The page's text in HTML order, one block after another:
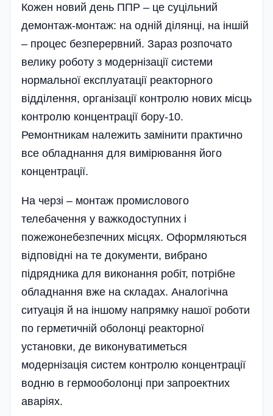
Кожен новий день ППР – це суцільний
демонтаж-монтаж: на одній ділянці, на іншій
– процес безперервний. Зараз розпочато
велику роботу з модернізації системи
нормальної експлуатації реакторного
відділення, органі­зації контролю нових місць
контролю концентрації бору-10.
Ремонтникам належить замінити практично
все обладнання для вимірювання його
концентрації.
На черзі – монтаж промислового
телебачення у важкодоступних і
пожежонебезпечних місцях. Оформляються
відповідні на те документи, вибрано
підрядника для виконання робіт, потрібне
обладнання вже на складах. Аналогічна
ситуація й на іншому напрямку нашої роботи
по герметичній оболонці реакторної
установки, де виконуватиметься
модернізація систем контролю концентрації
водню в гермооболонці при запроектних
аваріях.